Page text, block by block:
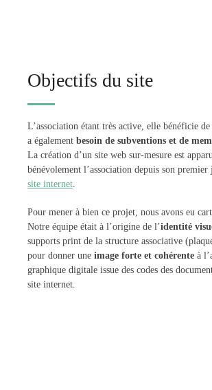
Objectifs du site
L’association étant très active, elle bénéficie
a également besoin de subventions et de
La création d’un site web sur-mesure est
bénévolement l’association depuis son
site internet.
Pour mener à bien ce projet, nous avons eu
Notre équipe était à l’origine de l’identité
supports print de la structure associative
pour donner une image forte et cohérente à
graphique digitale issue des codes des
site internet.